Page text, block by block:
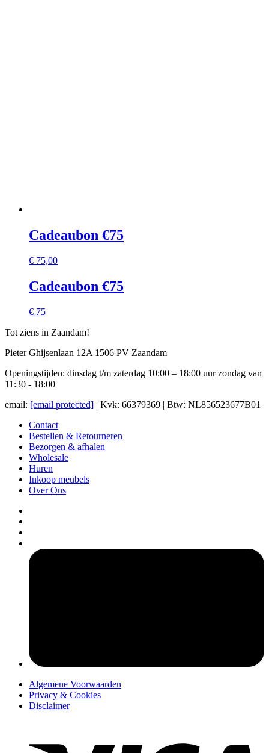
Cadeaubon €75
€ 75,00
Cadeaubon €75
€ 75
Tot ziens in Zaandam!
Pieter Ghijsenlaan 12A 1506 PV Zaandam
Openingstijden: dinsdag t/m zaterdag 10:00 – 18:00 uur zondag van
11:30 - 18:00
email: [email protected] | Kvk: 66379369 | Btw: NL856523677B01
Contact
Bestellen & Retourneren
Bezorgen & afhalen
Wholesale
Huren
Inkoop meubels
Over Ons
Algemene Voorwaarden
Privacy & Cookies
Disclaimer